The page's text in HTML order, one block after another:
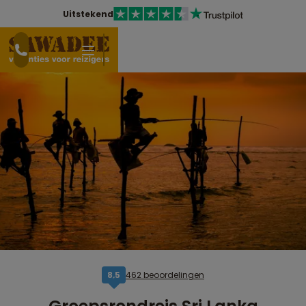
Uitstekend
8,5 462 beoordelingen